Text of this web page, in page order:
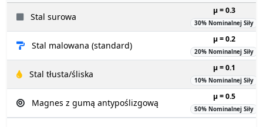
Stal surowa
µ = 0.3
30% Nominalnej Siły
Stal malowana (standard)
µ = 0.2
20% Nominalnej Siły
Stal tłusta/śliska
µ = 0.1
10% Nominalnej Siły
Magnes z gumą antypoślizgową
µ = 0.5
50% Nominalnej Siły